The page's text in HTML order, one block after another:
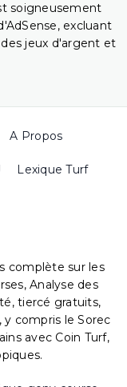
soigneusement
excluant
jeux d'argent et
A Propos
Lexique Turf
complète sur les
Analyse des
tiercé gratuits,
compris le Sorec
avec Coin Turf,